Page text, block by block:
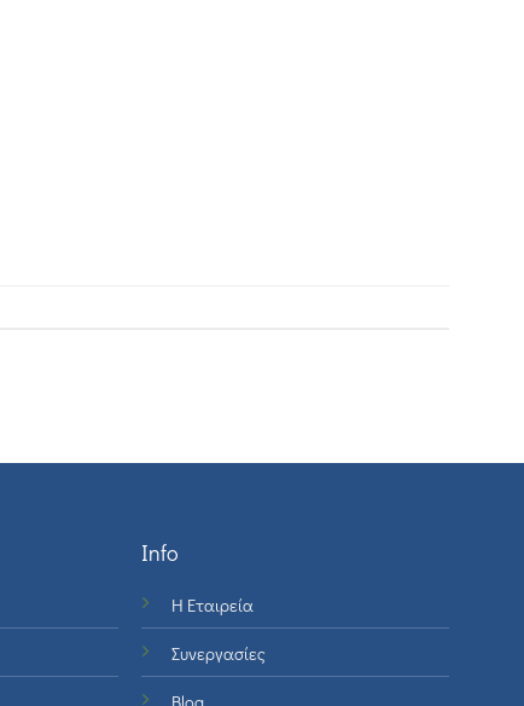
Info
Η Εταιρεία
Συνεργασίες
Blog